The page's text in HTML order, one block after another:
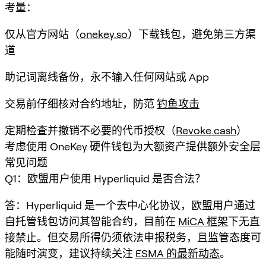
考量：
仅从官方网站（onekey.so）下载钱包，避免第三方渠
道
助记词离线备份，永不输入任何网站或 App
交易前仔细核对合约地址，防范钓鱼攻击
定期检查并撤销不必要的代币授权（Revoke.cash）
考虑使用 OneKey 硬件钱包为大额资产提供额外安全层
常见问题
Q1：欧盟用户使用 Hyperliquid 是否合法？
答：Hyperliquid 是一个去中心化协议，欧盟用户通过
自托管钱包访问其智能合约，目前在 MiCA 框架下无直
接禁止。但交易所得仍须依法申报税务，且监管态度可
能随时演变，建议持续关注 ESMA 的最新动态。